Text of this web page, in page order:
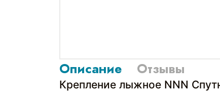
Описание Отзывы
Крепление лыжное NNN